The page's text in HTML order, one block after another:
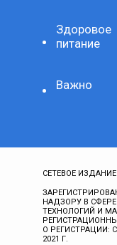
Здоровое
питание
Важно
СЕТЕВОЕ ИЗДАНИЕ
НАДЗОРУ В
ТЕХНОЛОГИЙ И
О РЕГИСТРАЦИИ:
2021 Г.